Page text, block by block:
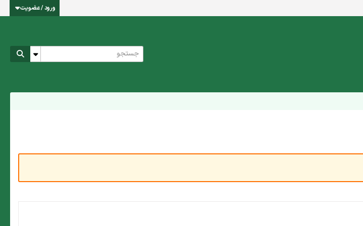
ورود / عضویت